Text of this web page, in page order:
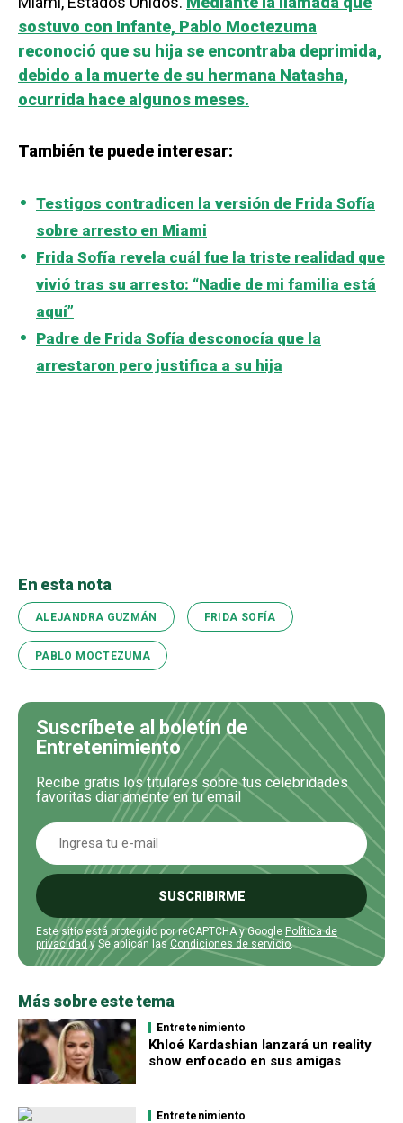
sostuvo con Infante, Pablo Moctezuma
reconoció que su hija se encontraba deprimida,
debido a la muerte de su hermana Natasha,
ocurrida hace algunos meses.
También te puede interesar:
Testigos contradicen la versión de Frida Sofía
sobre arresto en Miami
Frida Sofía revela cuál fue la triste realidad que
vivió tras su arresto: “Nadie de mi familia está
aquí”
Padre de Frida Sofía desconocía que la
arrestaron pero justifica a su hija
En esta nota
ALEJANDRA GUZMÁN FRIDA SOFÍA
PABLO MOCTEZUMA
Suscríbete al boletín de
Entretenimiento
Recibe gratis los titulares sobre tus celebridades
favoritas diariamente en tu email
SUSCRIBIRME
Este sitio está protegido por reCAPTCHA y Google Política de
privacidad y Se aplican lasCondiciones de servicio.
Más sobre este tema
Entretenimiento
Khloé Kardashian lanzará un reality
show enfocado en sus amigas
Entretenimiento